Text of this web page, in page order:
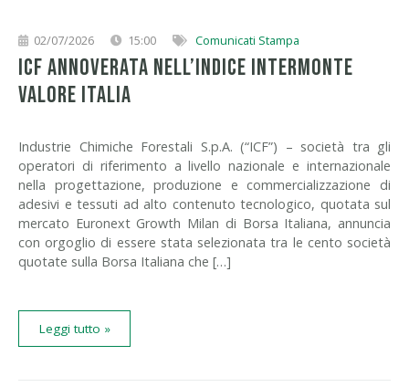
02/07/2026 15:00 Comunicati Stampa
ICF annoverata nell’Indice Intermonte
Valore Italia
Industrie Chimiche Forestali S.p.A. (“ICF”) – società tra gli
operatori di riferimento a livello nazionale e internazionale
nella progettazione, produzione e commercializzazione di
adesivi e tessuti ad alto contenuto tecnologico, quotata sul
mercato Euronext Growth Milan di Borsa Italiana, annuncia
con orgoglio di essere stata selezionata tra le cento società
quotate sulla Borsa Italiana che […]
Leggi tutto »